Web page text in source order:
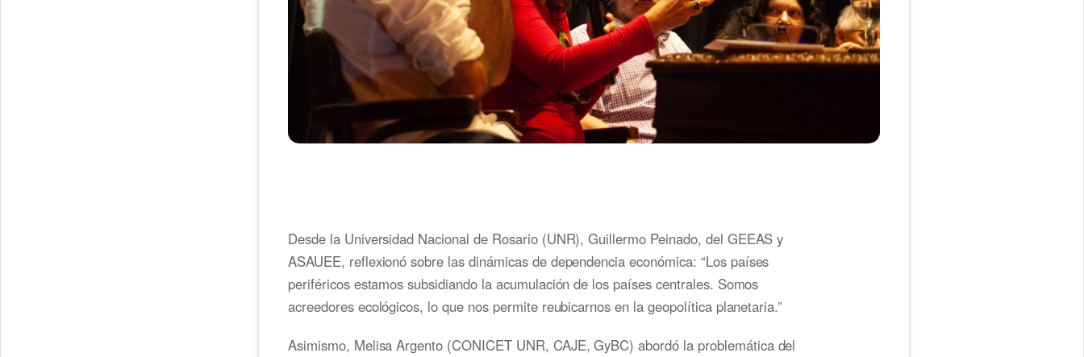
Desde la Universidad Nacional de Rosario (UNR), Guillermo Peinado, del GEEAS y
ASAUEE, reflexionó sobre las dinámicas de dependencia económica: “Los países
periféricos estamos subsidiando la acumulación de los países centrales. Somos
acreedores ecológicos, lo que nos permite reubicarnos en la geopolítica planetaria.”
Asimismo, Melisa Argento (CONICET UNR, CAJE, GyBC) abordó la problemática del